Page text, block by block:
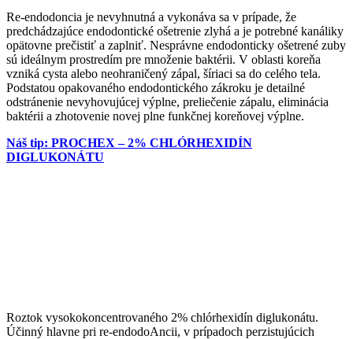
Re-endodoncia je nevyhnutná a vykonáva sa v prípade, že
predchádzajúce endodontické ošetrenie zlyhá a je potrebné kanáliky
opätovne prečistiť a zaplniť. Nesprávne endodonticky ošetrené zuby
sú ideálnym prostredím pre množenie baktérii. V oblasti koreňa
vzniká cysta alebo neohraničený zápal, šíriaci sa do celého tela.
Podstatou opakovaného endodontického zákroku je detailné
odstránenie nevyhovujúcej výplne, preliečenie zápalu, eliminácia
baktérii a zhotovenie novej plne funkčnej koreňovej výplne.
Náš tip: PROCHEX – 2% CHLÓRHEXIDÍN
DIGLUKONÁTU
Roztok vysokokoncentrovaného 2% chlórhexidín diglukonátu.
Účinný hlavne pri re-endodoAncii, v prípadoch perzistujúcich